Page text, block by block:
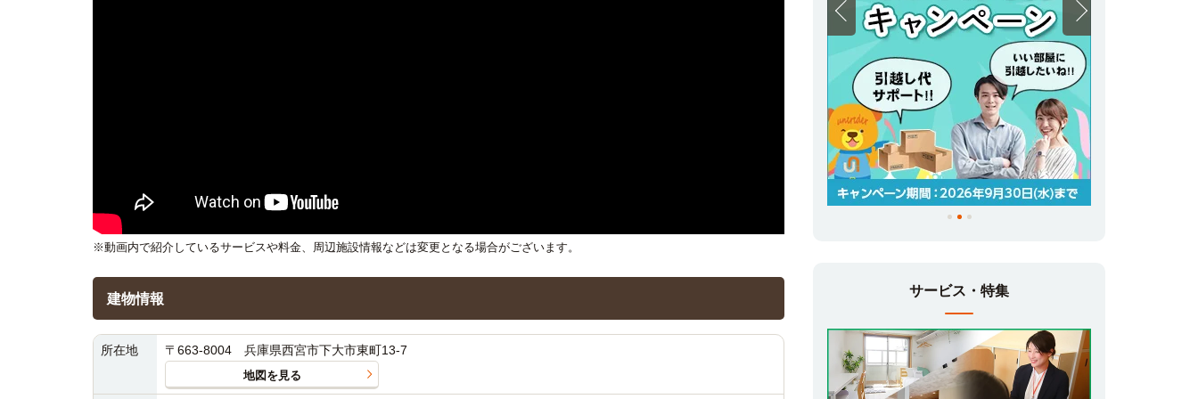
※動画内で紹介しているサービスや料金、周辺施設情報などは変更となる場合がございます。
建物情報
所在地 〒663-8004 兵庫県西宮市下大市東町13-7
地図を見る
サービス・特集